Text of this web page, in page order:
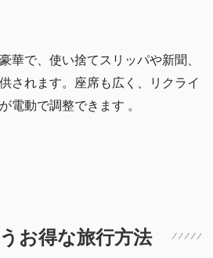
華で、使い捨てスリッパや新聞、
されます。座席も広く、リクライ
電動で調整できます​ 。
お得な旅行方法